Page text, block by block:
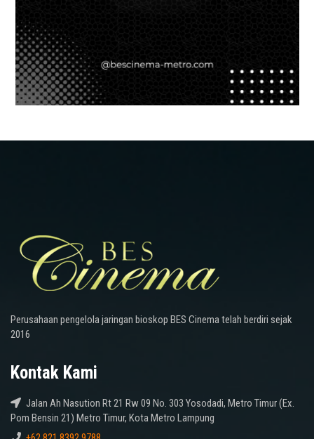
Perusahaan pengelola jaringan bioskop BES Cinema telah berdiri sejak
2016
Kontak Kami
Jalan Ah Nasution Rt 21 Rw 09 No. 303 Yosodadi, Metro Timur (Ex.
Pom Bensin 21) Metro Timur, Kota Metro Lampung